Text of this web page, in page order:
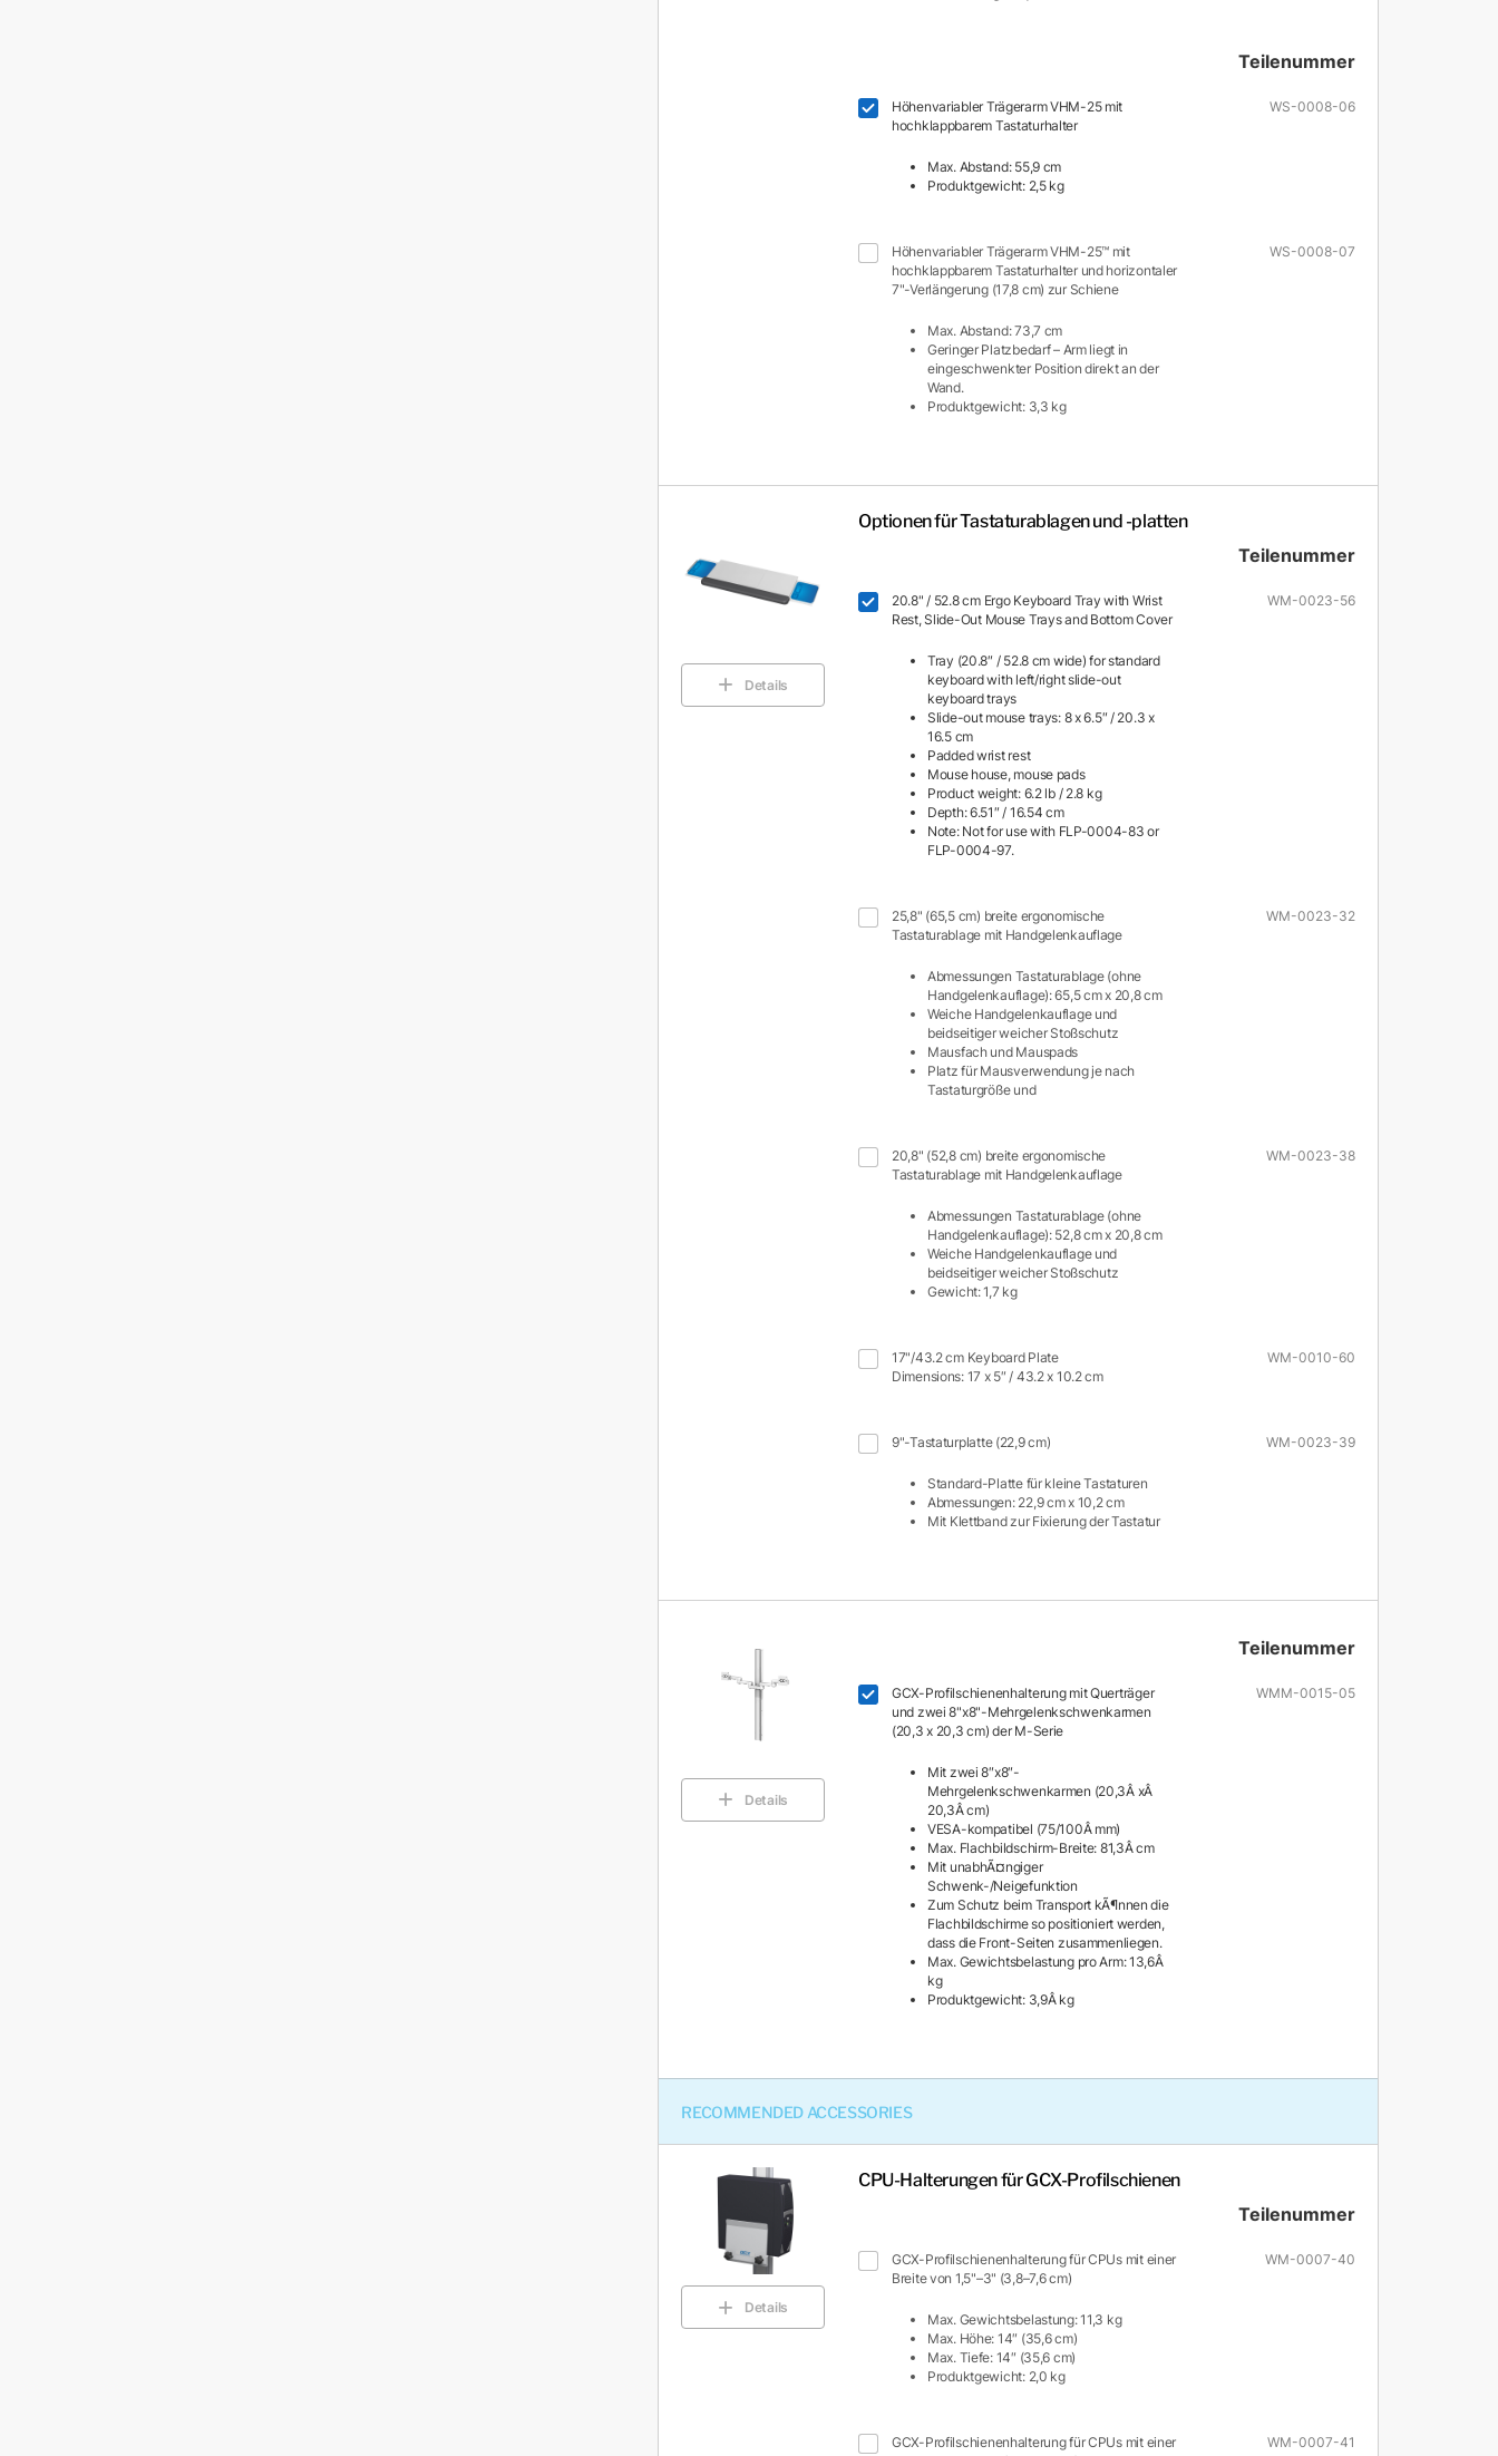
Teilenummer
Höhenvariabler Trägerarm VHM-25 mit
hochklappbarem Tastaturhalter
Max. Abstand: 55,9 cm
Produktgewicht: 2,5 kg
WS-0008-06
Höhenvariabler Trägerarm VHM-25™ mit
hochklappbarem Tastaturhalter und horizontaler
7"-Verlängerung (17,8 cm) zur Schiene
Max. Abstand: 73,7 cm
Geringer Platzbedarf – Arm liegt in
eingeschwenkter Position direkt an der
Wand.
Produktgewicht: 3,3 kg
WS-0008-07
Details
Optionen für Tastaturablagen und -platten
Teilenummer
20.8" / 52.8 cm Ergo Keyboard Tray with Wrist
Rest, Slide-Out Mouse Trays and Bottom Cover
Tray (20.8″ / 52.8 cm wide) for standard
keyboard with left/right slide-out
keyboard trays
Slide-out mouse trays: 8 x 6.5″ / 20.3 x
16.5 cm
Padded wrist rest
Mouse house, mouse pads
Product weight: 6.2 lb / 2.8 kg
Depth: 6.51″ / 16.54 cm
Note: Not for use with FLP-0004-83 or
FLP-0004-97.
WM-0023-56
25,8" (65,5 cm) breite ergonomische
Tastaturablage mit Handgelenkauflage
Abmessungen Tastaturablage (ohne
Handgelenkauflage): 65,5 cm x 20,8 cm
Weiche Handgelenkauflage und
beidseitiger weicher Stoßschutz
Mausfach und Mauspads
Platz für Mausverwendung je nach
Tastaturgröße und
WM-0023-32
20,8" (52,8 cm) breite ergonomische
Tastaturablage mit Handgelenkauflage
Abmessungen Tastaturablage (ohne
Handgelenkauflage): 52,8 cm x 20,8 cm
Weiche Handgelenkauflage und
beidseitiger weicher Stoßschutz
Gewicht: 1,7 kg
WM-0023-38
17"/43.2 cm Keyboard Plate
Dimensions: 17 x 5″ / 43.2 x 10.2 cm
WM-0010-60
9"-Tastaturplatte (22,9 cm)
Standard-Platte für kleine Tastaturen
Abmessungen: 22,9 cm x 10,2 cm
Mit Klettband zur Fixierung der Tastatur
WM-0023-39
Details
Teilenummer
GCX-Profilschienenhalterung mit Querträger
und zwei 8"x8"-Mehrgelenkschwenkarmen
(20,3 x 20,3 cm) der M-Serie
Mit zwei 8″x8″-
Mehrgelenkschwenkarmen (20,3Â xÂ
20,3Â cm)
VESA-kompatibel (75/100Â mm)
Max. Flachbildschirm-Breite: 81,3Â cm
Mit unabhÃ¤ngiger
Schwenk-/Neigefunktion
Zum Schutz beim Transport kÃ¶nnen die
Flachbildschirme so positioniert werden,
dass die Front-Seiten zusammenliegen.
Max. Gewichtsbelastung pro Arm: 13,6Â
kg
Produktgewicht: 3,9Â kg
WMM-0015-05
RECOMMENDED ACCESSORIES
Details
CPU-Halterungen für GCX-Profilschienen
Teilenummer
GCX-Profilschienenhalterung für CPUs mit einer
Breite von 1,5"–3" (3,8–7,6 cm)
Max. Gewichtsbelastung: 11,3 kg
Max. Höhe: 14″ (35,6 cm)
Max. Tiefe: 14″ (35,6 cm)
Produktgewicht: 2,0 kg
WM-0007-40
GCX-Profilschienenhalterung für CPUs mit einer
WM-0007-41